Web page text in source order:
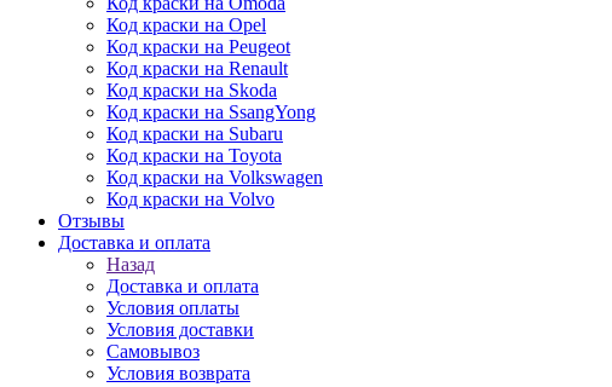
Код краски на Opel
Код краски на Peugeot
Код краски на Renault
Код краски на Skoda
Код краски на SsangYong
Код краски на Subaru
Код краски на Toyota
Код краски на Volkswagen
Код краски на Volvo
Отзывы
Доставка и оплата
Назад
Доставка и оплата
Условия оплаты
Условия доставки
Самовывоз
Условия возврата